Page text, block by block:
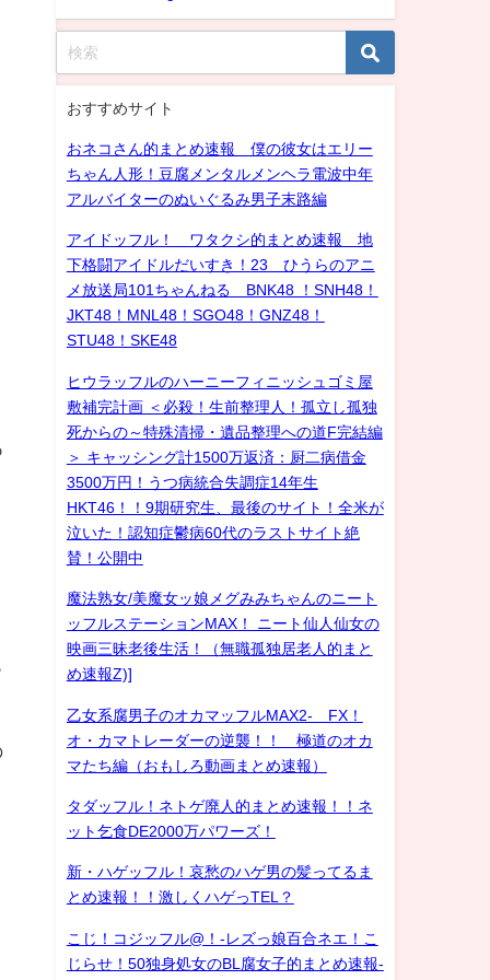
おすすめサイト
おネコさん的まとめ速報 僕の彼女はエリー
ちゃん人形！豆腐メンタルメンヘラ電波中年
アルバイターのぬいぐるみ男子末路編
アイドッフル！ ワタクシ的まとめ速報 地
下格闘アイドルだいすき！23 ひうらのアニ
メ放送局101ちゃんねる BNK48 ！SNH48！
JKT48！MNL48！SGO48！GNZ48！
STU48！SKE48
ヒウラッフルのハーニーフィニッシュゴミ屋
敷補完計画 ＜必殺！生前整理人！孤立し孤独
死からの～特殊清掃・遺品整理への道F完結編
＞ キャッシング計1500万返済：厨二病借金
3500万円！うつ病統合失調症14年生
HKT46！！9期研究生、最後のサイト！全米が
泣いた！認知症鬱病60代のラストサイト絶
賛！公開中
魔法熟女/美魔女ッ娘メグみみちゃんのニート
ッフルステーションMAX！ ニート仙人仙女の
映画三昧老後生活！（無職孤独居老人的まと
め速報Z)]
乙女系腐男子のオカマッフルMAX2- FX！
オ・カマトレーダーの逆襲！！ 極道のオカ
マたち編（おもしろ動画まとめ速報）
タダッフル！ネトゲ廃人的まとめ速報！！ネ
ット乞食DE2000万パワーズ！
新・ハゲッフル！哀愁のハゲ男の髪ってるま
とめ速報！！激しくハゲっTEL？
こじ！コジッフル@！-レズっ娘百合ネエ！こ
じらせ！50独身処女のBL腐女子的まとめ速報-